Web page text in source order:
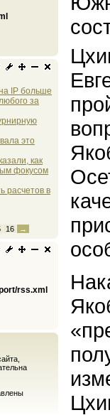
IP больше
за
это
как
фокусом
расчетов в
16 →
rss.xml